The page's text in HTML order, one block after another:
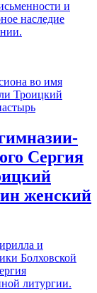
и
наследие
Сергия
женский
и
Болховской
литургии.